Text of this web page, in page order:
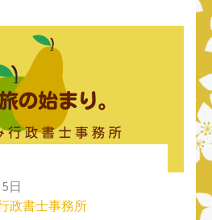
日
政書士事務所